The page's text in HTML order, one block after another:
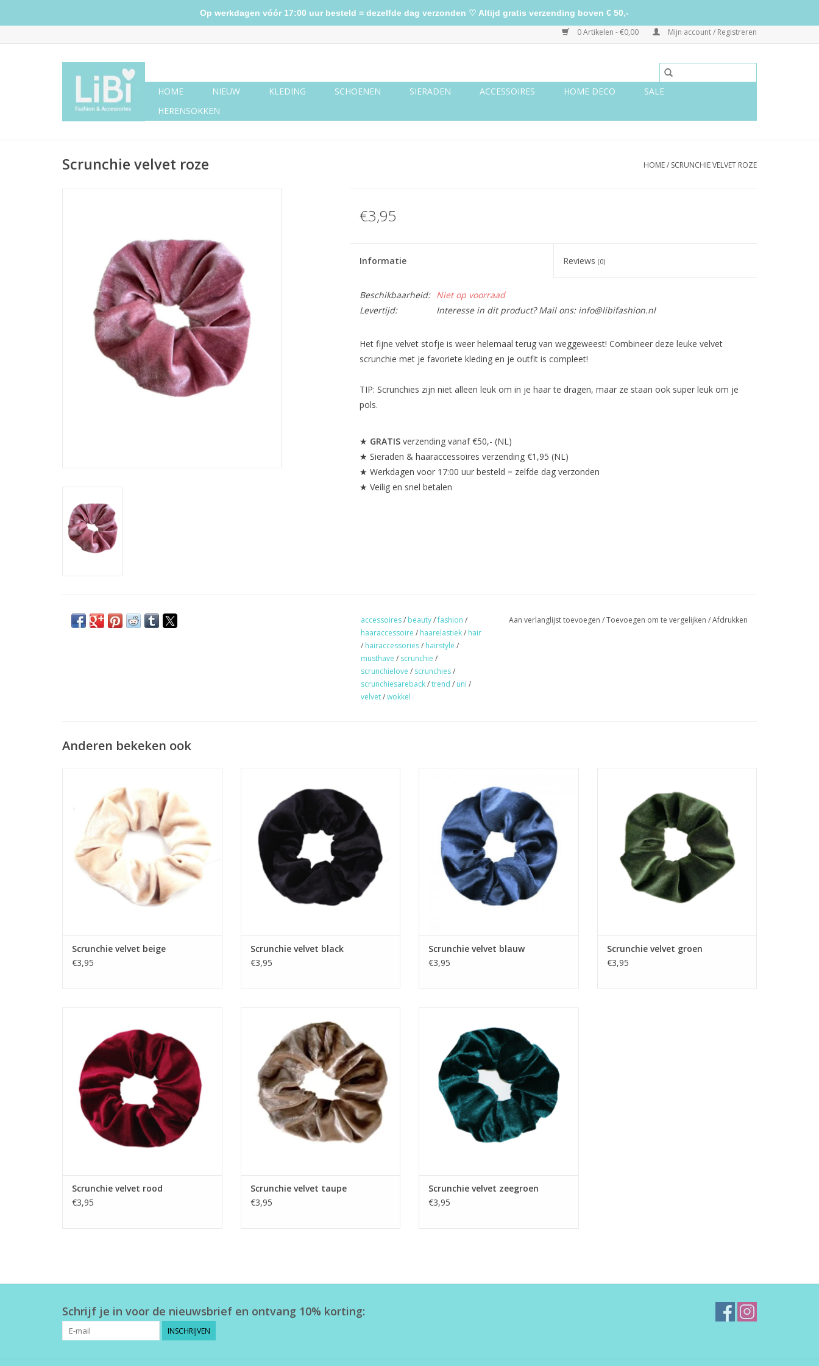
0 Artikelen - €0,00 Mijn account / Registreren
HOME NIEUW KLEDING SCHOENEN SIERADEN ACCESSOIRES HOME DECO
SALE
HERENSOKKEN
Scrunchie velvet roze HOME/ SCRUNCHIE VELVET ROZE
€3,95
Informatie Reviews(0)
Beschikbaarheid:
Niet op voorraad
Levertijd:
Interesse in dit product? Mail ons: info@libifashion.nl
Het fijne velvet stofje is weer helemaal terug van weggeweest! Combineer deze leuke velvet
scrunchie met je favoriete kleding en je outfit is compleet!
TIP: Scrunchies zijn niet alleen leuk om in je haar te dragen, maar ze staan ook super leuk om je
pols.
★ GRATISverzending vanaf €50,- (NL)
★ Sieraden & haaraccessoires verzending €1,95 (NL)
★ Werkdagen voor 17:00 uur besteld = zelfde dag verzonden
★ Veilig en snel betalen
accessoires/ beauty/fashion /
haaraccessoire / haarelastiek/ hair
/ hairaccessories/ hairstyle /
musthave / scrunchie /
scrunchielove / scrunchies/
scrunchiesareback/trend / uni /
velvet/wokkel
Aan verlanglijst toevoegen /Toevoegen om te vergelijken /Afdrukken
Anderen bekeken ook
Scrunchie velvet beige
€3,95
Scrunchie velvet black
€3,95
Scrunchie velvet blauw
€3,95
Scrunchie velvet groen
€3,95
Scrunchie velvet rood
€3,95
Scrunchie velvet taupe
€3,95
Scrunchie velvet zeegroen
€3,95
Schrijf je in voor de nieuwsbrief en ontvang 10% korting:
INSCHRIJVEN
Op werkdagen vóór 17:00 uur besteld = dezelfde dag verzonden ♡ Altijd gratis verzending boven € 50,-